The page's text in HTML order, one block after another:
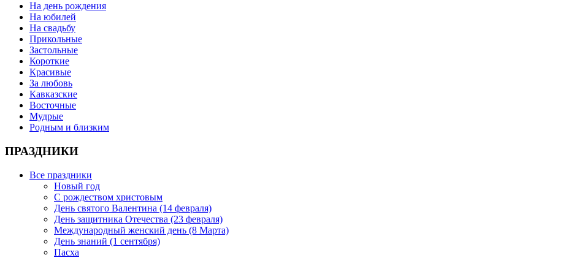
На день рождения
На юбилей
На свадьбу
Прикольные
Застольные
Короткие
Красивые
За любовь
Кавказские
Восточные
Мудрые
Родным и близким
ПРАЗДНИКИ
Все праздники
Новый год
С рождеством христовым
День святого Валентина (14 февраля)
День защитника Отечества (23 февраля)
Международный женский день (8 Марта)
День знаний (1 сентября)
Пасха